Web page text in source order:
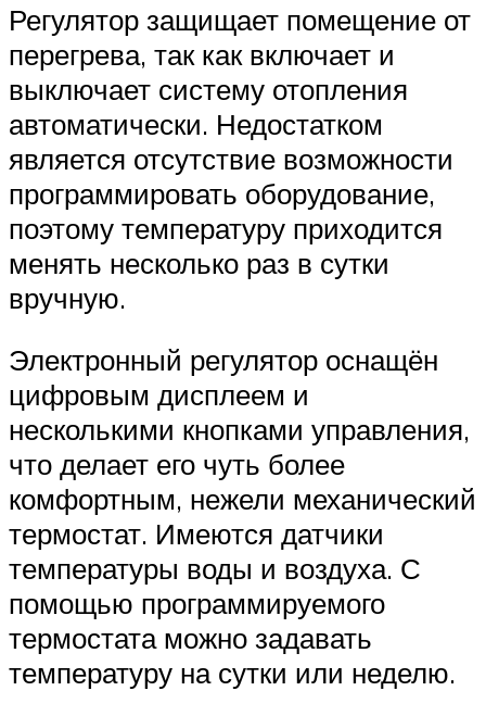
Регулятор защищает помещение от
перегрева, так как включает и
выключает систему отопления
автоматически. Недостатком
является отсутствие возможности
программировать оборудование,
поэтому температуру приходится
менять несколько раз в сутки
вручную.
Электронный регулятор оснащён
цифровым дисплеем и
несколькими кнопками управления,
что делает его чуть более
комфортным, нежели механический
термостат. Имеются датчики
температуры воды и воздуха. С
помощью программируемого
термостата можно задавать
температуру на сутки или неделю.